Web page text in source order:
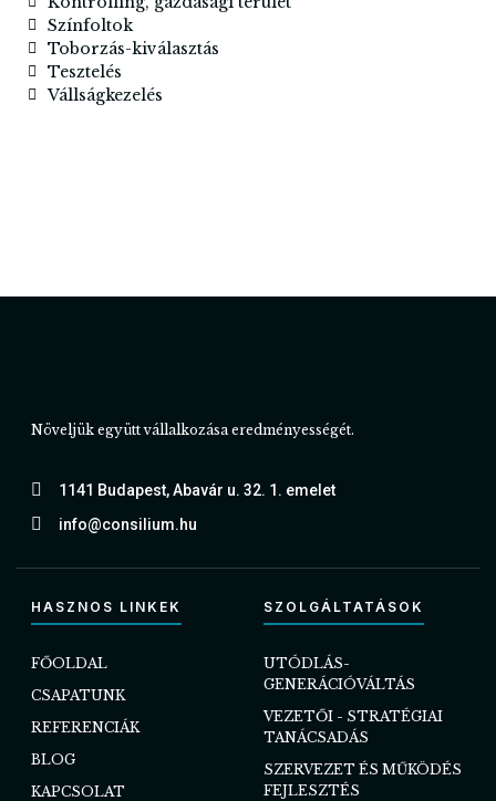
Színfoltok
Toborzás-kiválasztás
Tesztelés
Vállságkezelés
Növeljük együtt vállalkozása eredményességét.
1141 Budapest, Abavár u. 32. 1. emelet
info@consilium.hu
HASZNOS LINKEK
FŐOLDAL
CSAPATUNK
REFERENCIÁK
BLOG
KAPCSOLAT
SZOLGÁLTATÁSOK
UTÓDLÁS-
GENERÁCIÓVÁLTÁS
VEZETŐI - STRATÉGIAI
TANÁCSADÁS
SZERVEZET ÉS MŰKÖDÉS
FEJLESZTÉS